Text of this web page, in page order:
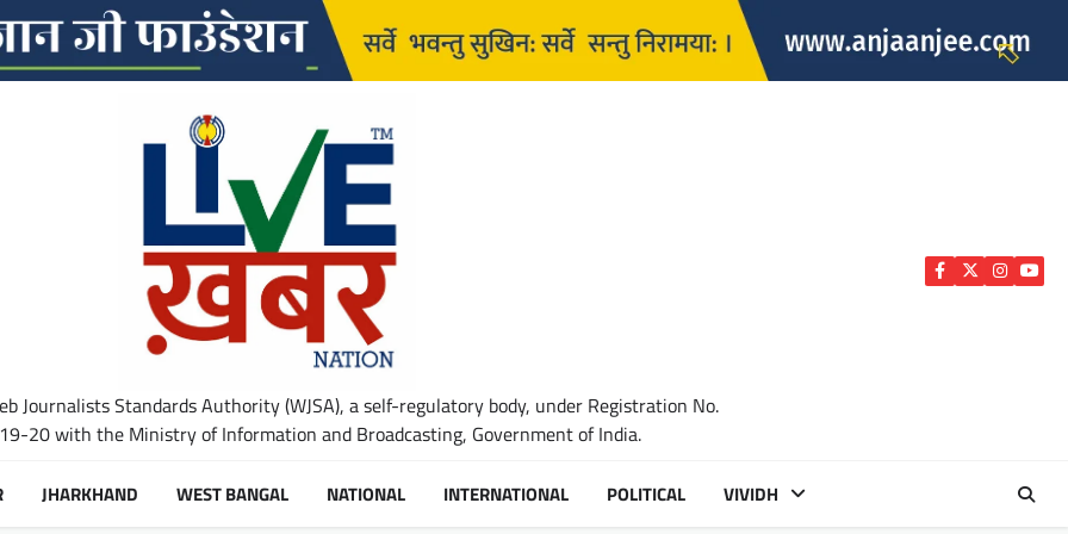
Journalists Standards Authority (WJSA), a self-regulatory body, under Registration No.
20 with the Ministry of Information and Broadcasting, Government of India.
Facebook
Twitter
JHARKHAND WEST BANGAL NATIONAL INTERNATIONAL POLITICAL VIVIDH